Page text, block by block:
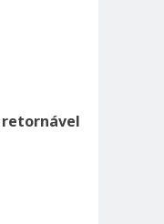
retornável